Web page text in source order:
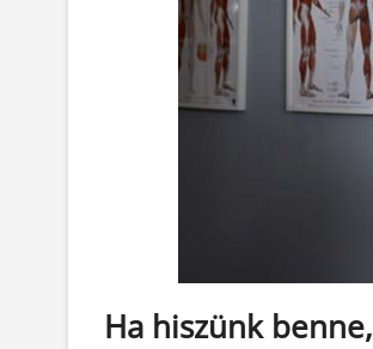
Ha hiszünk